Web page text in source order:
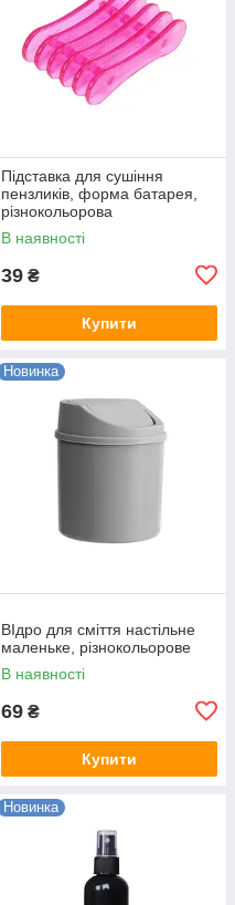
Підставка для сушіння
пензликів, форма батарея,
різнокольорова
В наявності
39 ₴
Купити
Новинка
ВІдро для сміття настільне
маленьке, різнокольорове
В наявності
69 ₴
Купити
Новинка